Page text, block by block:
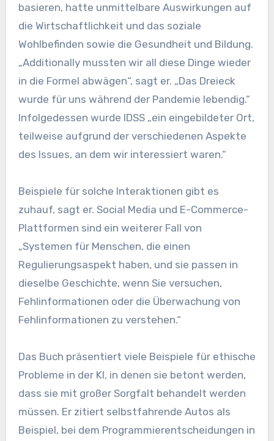
basieren, hatte unmittelbare Auswirkungen auf
die Wirtschaftlichkeit und das soziale
Wohlbefinden sowie die Gesundheit und Bildung.
„Additionally mussten wir all diese Dinge wieder
in die Formel abwägen“, sagt er. „Das Dreieck
wurde für uns während der Pandemie lebendig.“
Infolgedessen wurde IDSS „ein eingebildeter Ort,
teilweise aufgrund der verschiedenen Aspekte
des Issues, an dem wir interessiert waren.“
Beispiele für solche Interaktionen gibt es
zuhauf, sagt er. Social Media und E-Commerce-
Plattformen sind ein weiterer Fall von
„Systemen für Menschen, die einen
Regulierungsaspekt haben, und sie passen in
dieselbe Geschichte, wenn Sie versuchen,
Fehlinformationen oder die Überwachung von
Fehlinformationen zu verstehen.“
Das Buch präsentiert viele Beispiele für ethische
Probleme in der KI, in denen sie betont werden,
dass sie mit großer Sorgfalt behandelt werden
müssen. Er zitiert selbstfahrende Autos als
Beispiel, bei dem Programmierentscheidungen in